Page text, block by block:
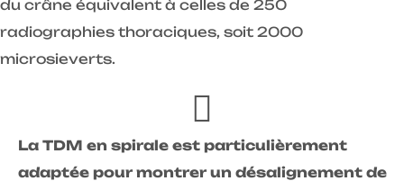
du crâne équivalent à celles de 250
radiographies thoraciques, soit 2000
microsieverts.
La TDM en spirale est particulièrement
adaptée pour montrer un désalignement de